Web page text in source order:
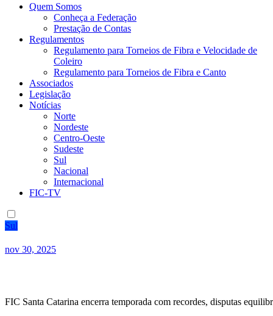
Site da Federação Internacional dos Criadores de Pássaros
Quem Somos
Conheça a Federação
Prestação de Contas
Regulamentos
Regulamento para Torneios de Fibra e Velocidade de
Coleiro
Regulamento para Torneios de Fibra e Canto
Associados
Legislação
Notícias
Norte
Nordeste
Centro-Oeste
Sudeste
Sul
Nacional
Internacional
FIC-TV
Sul
nov 30, 2025
FIC Santa Catarina encerra temporada com recordes, disputas